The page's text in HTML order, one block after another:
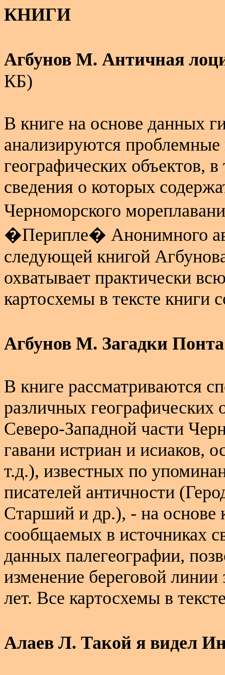
КНИГИ
Агбунов М. Античная
КБ)
В книге на основе данных
анализируются
географических объектов,
сведения о которых
Черноморского
�Перипле� Анонимного
следующей книгой
охватывает практически
картосхемы в тексте книги
Агбунов М. Загадки
В книге рассматриваются
различных географических
Северо-Западной части
гавани истриан и исиаков,
т.д.), известных по
писателей античности
Старший и др.), - на основе
сообщаемых в источниках
данных палегеографии,
изменение береговой
лет. Все картосхемы в
Алаев Л. Такой я видел